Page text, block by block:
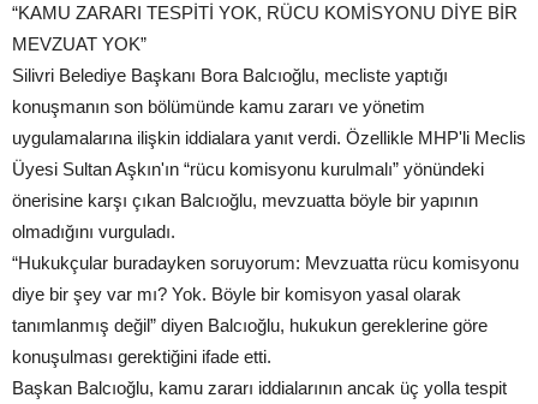
“KAMU ZARARI TESPİTİ YOK, RÜCU KOMİSYONU DİYE BİR
MEVZUAT YOK”
Silivri Belediye Başkanı Bora Balcıoğlu, mecliste yaptığı
konuşmanın son bölümünde kamu zararı ve yönetim
uygulamalarına ilişkin iddialara yanıt verdi. Özellikle MHP'li Meclis
Üyesi Sultan Aşkın'ın “rücu komisyonu kurulmalı” yönündeki
önerisine karşı çıkan Balcıoğlu, mevzuatta böyle bir yapının
olmadığını vurguladı.
“Hukukçular buradayken soruyorum: Mevzuatta rücu komisyonu
diye bir şey var mı? Yok. Böyle bir komisyon yasal olarak
tanımlanmış değil” diyen Balcıoğlu, hukukun gereklerine göre
konuşulması gerektiğini ifade etti.
Başkan Balcıoğlu, kamu zararı iddialarının ancak üç yolla tespit